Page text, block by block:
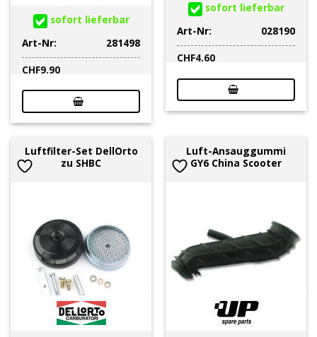
sofort lieferbar
Art-Nr:
281498
CHF9.90
sofort lieferbar
Art-Nr:
028190
CHF4.60
Luftfilter-Set DellOrto
zu SHBC
Luft-Ansauggummi
GY6 China Scooter